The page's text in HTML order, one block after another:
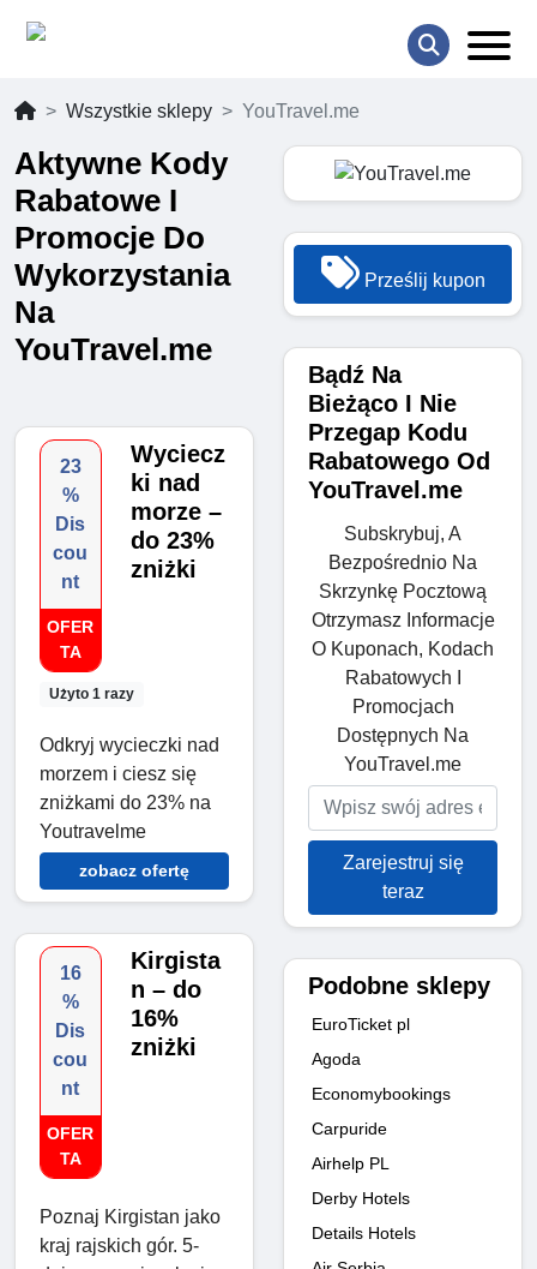
Wszystkie sklepy YouTravel.me
Aktywne Kody
Rabatowe I
Promocje Do
Wykorzystania
Na
YouTravel.me
23
%
Dis
cou
nt
OFER
TA
Użyto 1 razy
Wyciecz
ki nad
morze –
do 23%
zniżki
Odkryj wycieczki nad
morzem i ciesz się
zniżkami do 23% na
Youtravelme
zobacz ofertę
16
%
Dis
cou
nt
OFER
TA
Kirgista
n – do
16%
zniżki
Poznaj Kirgistan jako
kraj rajskich gór. 5-
Prześlij kupon
Bądź Na
Bieżąco I Nie
Przegap Kodu
Rabatowego Od
YouTravel.me
Subskrybuj, A
Bezpośrednio Na
Skrzynkę Pocztową
Otrzymasz Informacje
O Kuponach, Kodach
Rabatowych I
Promocjach
Dostępnych Na
YouTravel.me
Zarejestruj się
teraz
Podobne sklepy
EuroTicket pl
Agoda
Economybookings
Carpuride
Airhelp PL
Derby Hotels
Details Hotels